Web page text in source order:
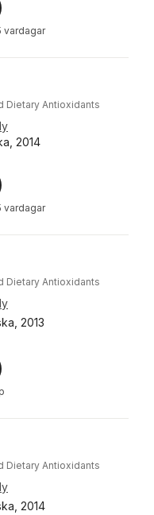
vardagar
Dietary Antioxidants
2014
vardagar
Dietary Antioxidants
2013
Dietary Antioxidants
2014